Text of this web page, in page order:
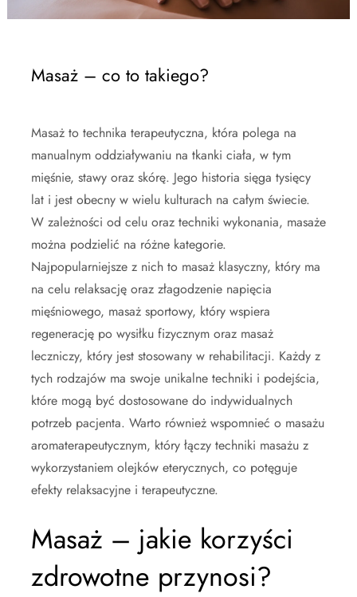
Masaż – co to takiego?
Masaż to technika terapeutyczna, która polega na
manualnym oddziaływaniu na tkanki ciała, w tym
mięśnie, stawy oraz skórę. Jego historia sięga tysięcy
lat i jest obecny w wielu kulturach na całym świecie.
W zależności od celu oraz techniki wykonania, masaże
można podzielić na różne kategorie.
Najpopularniejsze z nich to masaż klasyczny, który ma
na celu relaksację oraz złagodzenie napięcia
mięśniowego, masaż sportowy, który wspiera
regenerację po wysiłku fizycznym oraz masaż
leczniczy, który jest stosowany w rehabilitacji. Każdy z
tych rodzajów ma swoje unikalne techniki i podejścia,
które mogą być dostosowane do indywidualnych
potrzeb pacjenta. Warto również wspomnieć o masażu
aromaterapeutycznym, który łączy techniki masażu z
wykorzystaniem olejków eterycznych, co potęguje
efekty relaksacyjne i terapeutyczne.
Masaż – jakie korzyści
zdrowotne przynosi?